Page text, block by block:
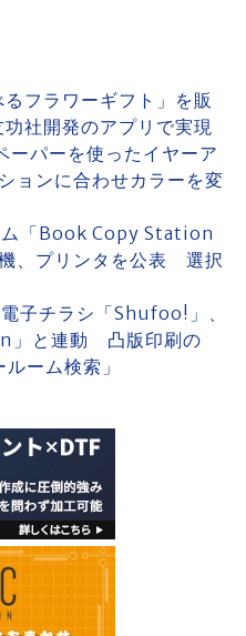
フラワーギフト」を販
開発のアプリで実現
パーを使ったイヤーア
ョンに合わせカラーを変
ム「Book Copy Station
、プリンタを公表 選択
子チラシ「Shufoo!」、
」と連動 凸版印刷の
ルーム検索」